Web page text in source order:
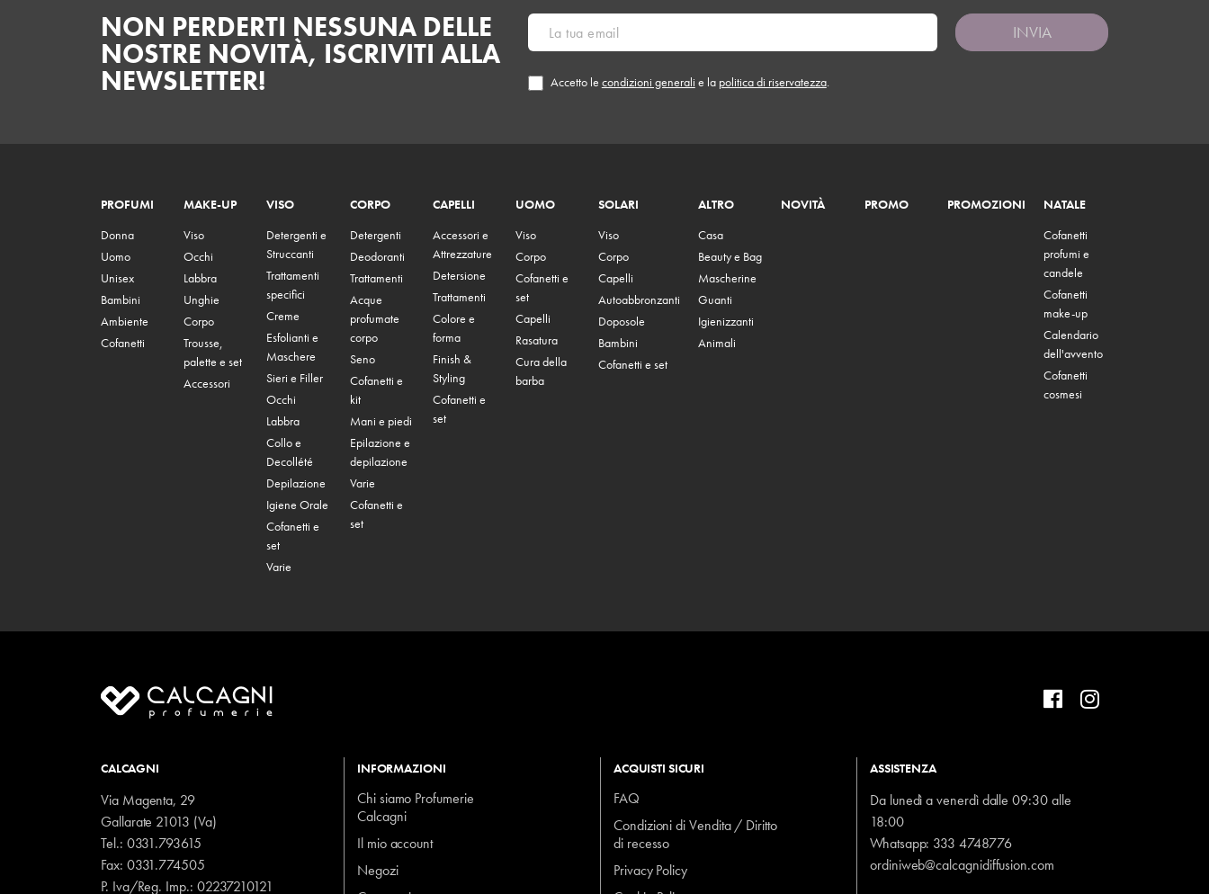
NON PERDERTI NESSUNA DELLE
NOSTRE NOVITÀ, ISCRIVITI ALLA
NEWSLETTER! Accetto le condizioni generali e la politica di riservatezza.
INVIA
PROFUMI
Donna
Uomo
Unisex
Bambini
Ambiente
Cofanetti
MAKE-UP
Viso
Occhi
Labbra
Unghie
Corpo
Trousse,
palette e set
Accessori
VISO
Detergenti e
Struccanti
Trattamenti
specifici
Creme
Esfolianti e
Maschere
Sieri e Filler
Occhi
Labbra
Collo e
Decollété
Depilazione
Igiene Orale
Cofanetti e
set
Varie
CORPO
Detergenti
Deodoranti
Trattamenti
Acque
profumate
corpo
Seno
Cofanetti e
kit
Mani e piedi
Epilazione e
depilazione
Varie
Cofanetti e
set
CAPELLI
Accessori e
Attrezzature
Detersione
Trattamenti
Colore e
forma
Finish &
Styling
Cofanetti e
set
UOMO
Viso
Corpo
Cofanetti e
set
Capelli
Rasatura
Cura della
barba
SOLARI
Viso
Corpo
Capelli
Autoabbronzanti
Doposole
Bambini
Cofanetti e set
ALTRO
Casa
Beauty e Bag
Mascherine
Guanti
Igienizzanti
Animali
NOVITÀ PROMO PROMOZIONI
NATALE
Cofanetti
profumi e
candele
Cofanetti
make-up
Calendario
dell'avvento
Cofanetti
cosmesi
CALCAGNI
Via Magenta, 29
Gallarate 21013 (Va)
Tel.: 0331.793615
Fax: 0331.774505
P. Iva/Reg. Imp.: 02237210121
INFORMAZIONI
Chi siamo Profumerie
Calcagni
Il mio account
Negozi
ACQUISTI SICURI
FAQ
Condizioni di Vendita / Diritto
di recesso
Privacy Policy
ASSISTENZA
Da lunedì a venerdì dalle 09:30 alle
18:00
Whatsapp: 333 4748776
ordiniweb@calcagnidiffusion.com